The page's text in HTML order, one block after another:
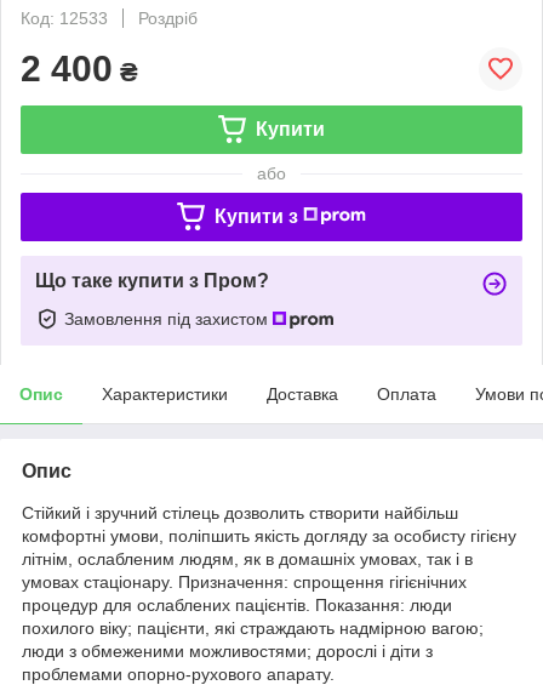
Код: 12533
Роздріб
2 400 ₴
Купити
або
Купити з
Що таке купити з Пром?
Замовлення під захистом
Опис Характеристики Доставка Оплата Умови
Опис
Стійкий і зручний стілець дозволить створити найбільш
комфортні умови, поліпшить якість догляду за особисту гігієну
літнім, ослабленим людям, як в домашніх умовах, так і в
умовах стаціонару. Призначення: спрощення гігієнічних
процедур для ослаблених пацієнтів. Показання: люди
похилого віку; пацієнти, які страждають надмірною вагою;
люди з обмеженими можливостями; дорослі і діти з
проблемами опорно-рухового апарату.